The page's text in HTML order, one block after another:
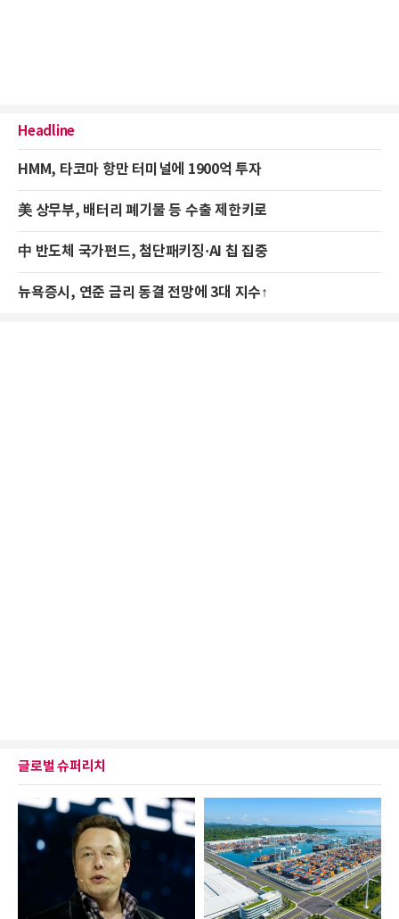
Headline
HMM, 타코마 항만 터미널에 1900억 투자
美 상무부, 배터리 폐기물 등 수출 제한키로
中 반도체 국가펀드, 첨단패키징·AI 칩 집중
뉴욕증시, 연준 금리 동결 전망에 3대 지수↑
글로벌 슈퍼리치